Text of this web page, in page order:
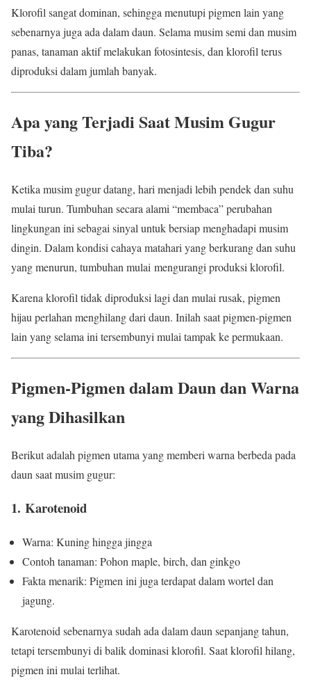
Klorofil sangat dominan, sehingga menutupi pigmen lain yang
sebenarnya juga ada dalam daun. Selama musim semi dan musim
panas, tanaman aktif melakukan fotosintesis, dan klorofil terus
diproduksi dalam jumlah banyak.
Apa yang Terjadi Saat Musim Gugur
Tiba?
Ketika musim gugur datang, hari menjadi lebih pendek dan suhu
mulai turun. Tumbuhan secara alami “membaca” perubahan
lingkungan ini sebagai sinyal untuk bersiap menghadapi musim
dingin. Dalam kondisi cahaya matahari yang berkurang dan suhu
yang menurun, tumbuhan mulai mengurangi produksi klorofil.
Karena klorofil tidak diproduksi lagi dan mulai rusak, pigmen
hijau perlahan menghilang dari daun. Inilah saat pigmen-pigmen
lain yang selama ini tersembunyi mulai tampak ke permukaan.
Pigmen-Pigmen dalam Daun dan Warna
yang Dihasilkan
Berikut adalah pigmen utama yang memberi warna berbeda pada
daun saat musim gugur:
1. Karotenoid
Warna: Kuning hingga jingga
Contoh tanaman: Pohon maple, birch, dan ginkgo
Fakta menarik: Pigmen ini juga terdapat dalam wortel dan
jagung.
Karotenoid sebenarnya sudah ada dalam daun sepanjang tahun,
tetapi tersembunyi di balik dominasi klorofil. Saat klorofil hilang,
pigmen ini mulai terlihat.